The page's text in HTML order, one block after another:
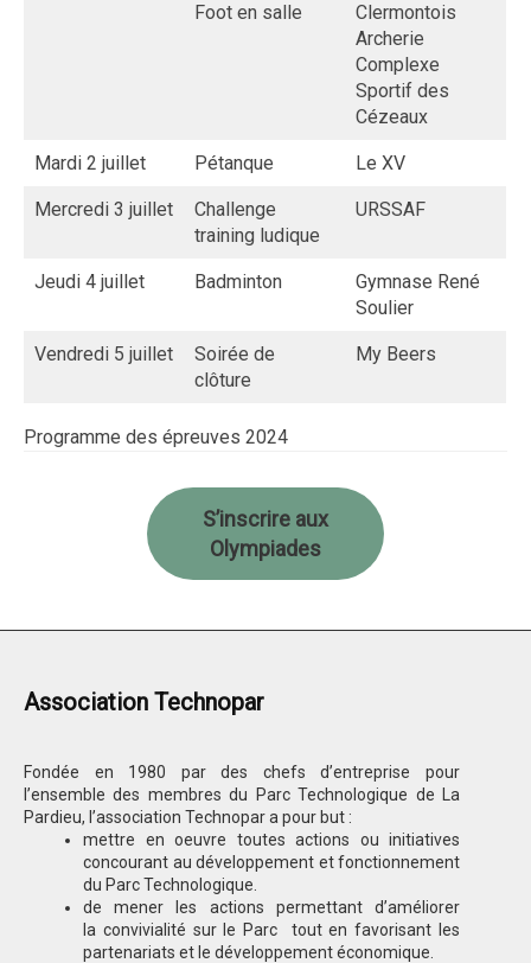
Foot en salle
Clermontois
Archerie
Complexe
Sportif des
Cézeaux
Mardi 2 juillet Pétanque Le XV
Mercredi 3 juillet
Challenge
training ludique
URSSAF
Jeudi 4 juillet Badminton
Gymnase René
Soulier
Vendredi 5 juillet
Soirée de
clôture
My Beers
Programme des épreuves 2024
S’inscrire aux
Olympiades
Association Technopar
Fondée en 1980 par des chefs d’entreprise pour
l’ensemble des membres du Parc Technologique de La
Pardieu, l’association Technopar a pour but :
mettre en oeuvre toutes actions ou initiatives
concourant au développement et fonctionnement
du Parc Technologique.
de mener les actions permettant d’améliorer
la convivialité sur le Parc tout en favorisant les
partenariats et le développement économique.